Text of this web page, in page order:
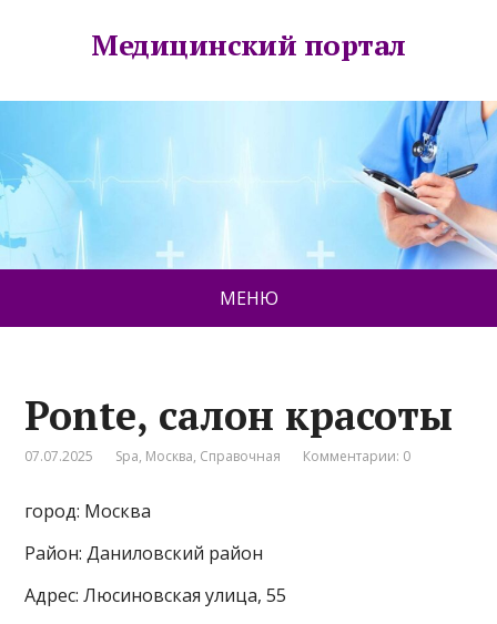
Медицинский портал
МЕНЮ
Ponte, салон красоты
07.07.2025 Spa, Москва, Справочная Комментарии: 0
город: Москва
Район: Даниловский район
Адрес: Люсиновская улица, 55